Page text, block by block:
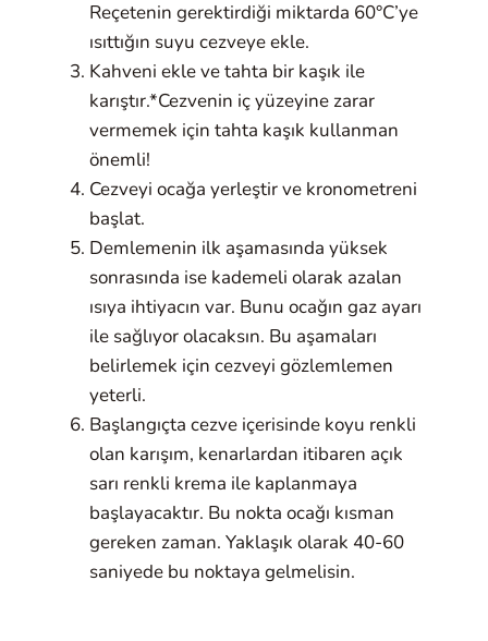
Reçetenin gerektirdiği miktarda 60°C’ye
ısıttığın suyu cezveye ekle.
Kahveni ekle ve tahta bir kaşık ile
karıştır.*Cezvenin iç yüzeyine zarar
vermemek için tahta kaşık kullanman
önemli!
Cezveyi ocağa yerleştir ve kronometreni
başlat.
Demlemenin ilk aşamasında yüksek
sonrasında ise kademeli olarak azalan
ısıya ihtiyacın var. Bunu ocağın gaz ayarı
ile sağlıyor olacaksın. Bu aşamaları
belirlemek için cezveyi gözlemlemen
yeterli.
Başlangıçta cezve içerisinde koyu renkli
olan karışım, kenarlardan itibaren açık
sarı renkli krema ile kaplanmaya
başlayacaktır. Bu nokta ocağı kısman
gereken zaman. Yaklaşık olarak 40-60
saniyede bu noktaya gelmelisin.